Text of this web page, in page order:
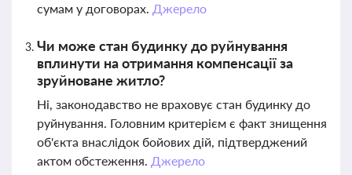
сумам у договорах. Джерело
Чи може стан будинку до руйнування
вплинути на отримання компенсації за
зруйноване житло?
Ні, законодавство не враховує стан будинку до
руйнування. Головним критерієм є факт знищення
об'єкта внаслідок бойових дій, підтверджений
актом обстеження. Джерело